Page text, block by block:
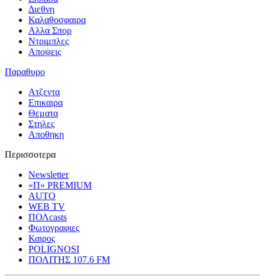
Διεθνη
Καλαθοσφαιρα
Αλλα Σπορ
Ντριμπλες
Αποψεις
Παραθυρο
Ατζεντα
Επικαιρα
Θεματα
Στηλες
Αποθηκη
Περισσοτερα
Newsletter
«Π» PREMIUM
AUTO
WEB TV
ΠΟΛcasts
Φωτογραφιες
Καιρος
POLIGNOSI
ΠΟΛΙΤΗΣ 107.6 FM